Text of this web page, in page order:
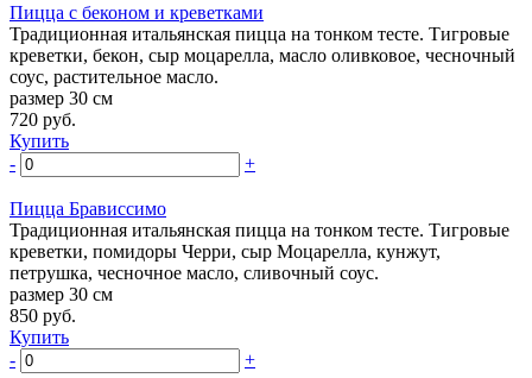
Пицца с беконом и креветками
Традиционная итальянская пицца на тонком тесте. Тигровые
креветки, бекон, сыр моцарелла, масло оливковое, чесночный
соус, растительное масло.
размер 30 см
720 руб.
Купить
-
+
Пицца Брависсимо
Традиционная итальянская пицца на тонком тесте. Тигровые
креветки, помидоры Черри, сыр Моцарелла, кунжут,
петрушка, чесночное масло, сливочный соус.
размер 30 см
850 руб.
Купить
-
+